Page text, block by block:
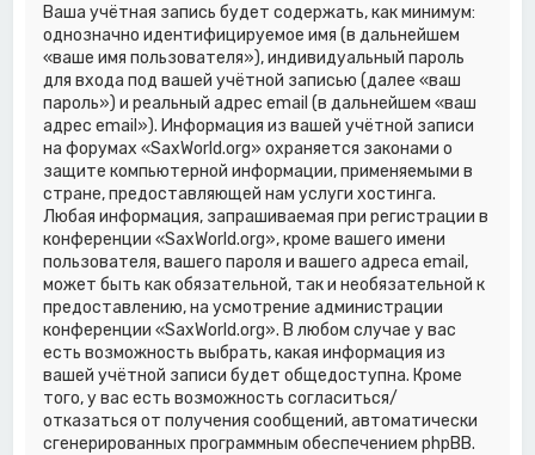
Ваша учётная запись будет содержать, как минимум:
однозначно идентифицируемое имя (в дальнейшем
«ваше имя пользователя»), индивидуальный пароль
для входа под вашей учётной записью (далее «ваш
пароль») и реальный адрес email (в дальнейшем «ваш
адрес email»). Информация из вашей учётной записи
на форумах «SaxWorld.org» охраняется законами о
защите компьютерной информации, применяемыми в
стране, предоставляющей нам услуги хостинга.
Любая информация, запрашиваемая при регистрации в
конференции «SaxWorld.org», кроме вашего имени
пользователя, вашего пароля и вашего адреса email,
может быть как обязательной, так и необязательной к
предоставлению, на усмотрение администрации
конференции «SaxWorld.org». В любом случае у вас
есть возможность выбрать, какая информация из
вашей учётной записи будет общедоступна. Кроме
того, у вас есть возможность согласиться/
отказаться от получения сообщений, автоматически
сгенерированных программным обеспечением phpBB.